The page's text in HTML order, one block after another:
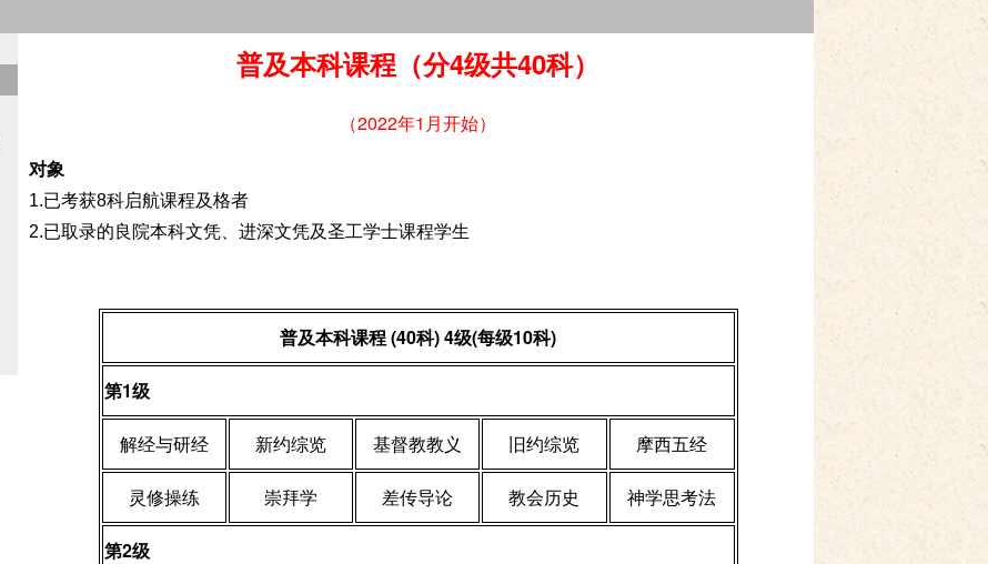
普及本科课程（分4级共40科）
（2022年1月开始）
对象
1.已考获8科启航课程及格者
2.已取录的良院本科文凭、进深文凭及圣工学士课程学生
普及本科课程(40科)4级(每级10科)
第1级
解经与研经 新约综览 基督教教义 旧约综览 摩西五经
灵修操练 崇拜学 差传导论 教会历史 神学思考法
第2级